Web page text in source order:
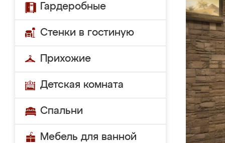
Гардеробные
Стенки в гостиную
Прихожие
Детская комната
Спальни
Мебель для ванной